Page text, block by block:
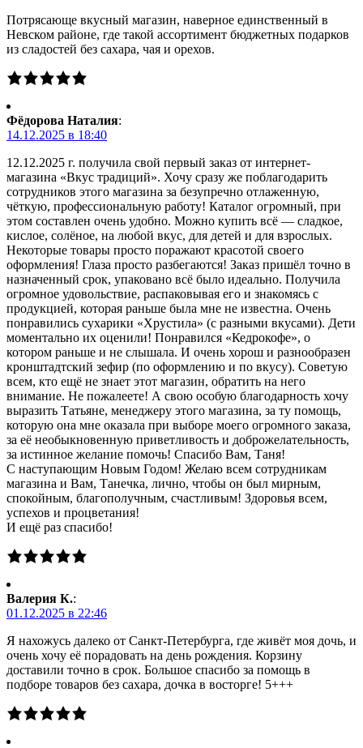
Потрясающе вкусный магазин, наверное единственный в
Невском районе, где такой ассортимент бюджетных подарков
из сладостей без сахара, чая и орехов.
Фёдорова Наталия:
14.12.2025 в 18:40
12.12.2025 г. получила свой первый заказ от интернет-
магазина «Вкус традиций». Хочу сразу же поблагодарить
сотрудников этого магазина за безупречно отлаженную,
чёткую, профессиональную работу! Каталог огромный, при
этом составлен очень удобно. Можно купить всё — сладкое,
кислое, солёное, на любой вкус, для детей и для взрослых.
Некоторые товары просто поражают красотой своего
оформления! Глаза просто разбегаются! Заказ пришёл точно в
назначенный срок, упаковано всё было идеально. Получила
огромное удовольствие, распаковывая его и знакомясь с
продукцией, которая раньше была мне не известна. Очень
понравились сухарики «Хрустила» (с разными вкусами). Дети
моментально их оценили! Понравился «Кедрокофе», о
котором раньше и не слышала. И очень хорош и разнообразен
кронштадтский зефир (по оформлению и по вкусу). Советую
всем, кто ещё не знает этот магазин, обратить на него
внимание. Не пожалеете! А свою особую благодарность хочу
выразить Татьяне, менеджеру этого магазина, за ту помощь,
которую она мне оказала при выборе моего огромного заказа,
за её необыкновенную приветливость и доброжелательность,
за истинное желание помочь! Спасибо Вам, Таня!
С наступающим Новым Годом! Желаю всем сотрудникам
магазина и Вам, Танечка, лично, чтобы он был мирным,
спокойным, благополучным, счастливым! Здоровья всем,
успехов и процветания!
И ещё раз спасибо!
Валерия К.:
01.12.2025 в 22:46
Я нахожусь далеко от Санкт-Петербурга, где живёт моя дочь, и
очень хочу её порадовать на день рождения. Корзину
доставили точно в срок. Большое спасибо за помощь в
подборе товаров без сахара, дочка в восторге! 5+++